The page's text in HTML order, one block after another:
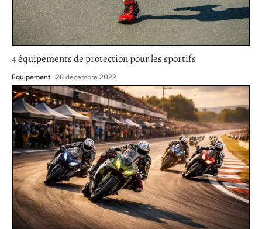
4 équipements de protection pour les sportifs
Equipement 28 décembre 2022